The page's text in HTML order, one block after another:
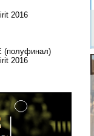
2016
(полуфинал)
2016